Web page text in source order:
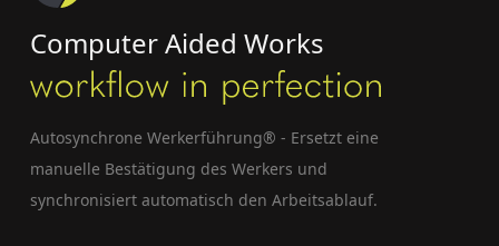
Computer Aided Works
Autosynchrone Werkerführung® - Ersetzt eine
manuelle Bestätigung des Werkers und
synchronisiert automatisch den Arbeitsablauf.